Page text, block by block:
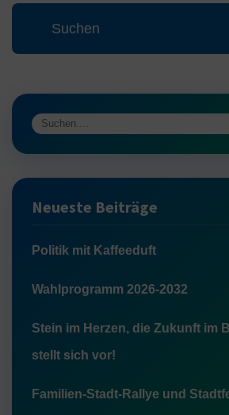
Neueste Beiträge
Politik mit Kaffeeduft
Wahlprogramm 2026-2032
Stein im Herzen, die Zukunft im
stellt sich vor!
Familien-Stadt-Rallye und